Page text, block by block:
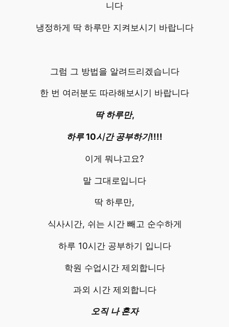
니다
냉정하게 딱 하루만 지켜보시기 바랍니다
그럼 그 방법을 알려드리겠습니다
한 번 여러분도 따라해보시기 바랍니다
딱 하루만,
하루10시간공부하기!!!!
이게 뭐냐고요?
말 그대로입니다
딱 하루만,
식사시간, 쉬는 시간 빼고 순수하게
하루 10시간 공부하기 입니다
학원 수업시간 제외합니다
과외 시간 제외합니다
오직 나 혼자